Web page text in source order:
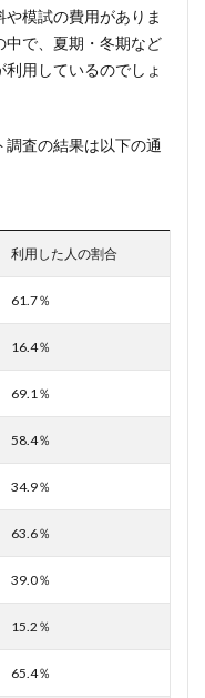
模試の費用がありま
中で、夏期・冬期など
用しているのでしょ
査の結果は以下の通
利用した人の割合
61.7％
16.4％
69.1％
58.4％
34.9％
63.6％
39.0％
15.2％
65.4％